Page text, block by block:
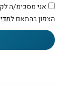
אני מסכימ/ה
הצפון בהתאם ל